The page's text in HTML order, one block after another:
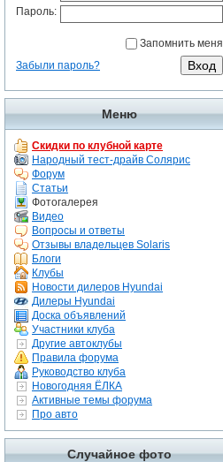
Пароль:
Запомнить меня
Забыли пароль?
Меню
Скидки по клубной карте
Народный тест-драйв Солярис
Форум
Статьи
Фотогалерея
Видео
Вопросы и ответы
Отзывы владельцев Solaris
Блоги
Клубы
Новости дилеров Hyundai
Дилеры Hyundai
Доска объявлений
Участники клуба
Другие автоклубы
Правила форума
Руководство клуба
Новогодняя ЁЛКА
Активные темы форума
Про авто
Случайное фото